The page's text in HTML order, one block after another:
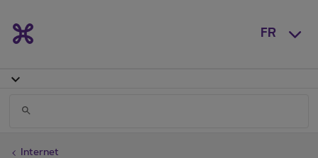
FR
Internet